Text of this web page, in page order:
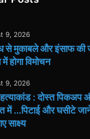
9, 2026
से मुकाबले और इंसाफ की
में होगा विमोचन
9, 2026
: दोस्त पिकअप
में …पिटाई और घसीटे
साक्ष्य